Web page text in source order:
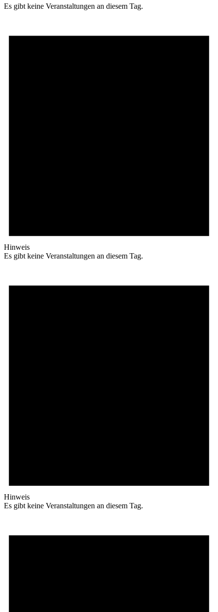
Es gibt keine Veranstaltungen an diesem Tag.
Hinweis
Es gibt keine Veranstaltungen an diesem Tag.
Hinweis
Es gibt keine Veranstaltungen an diesem Tag.